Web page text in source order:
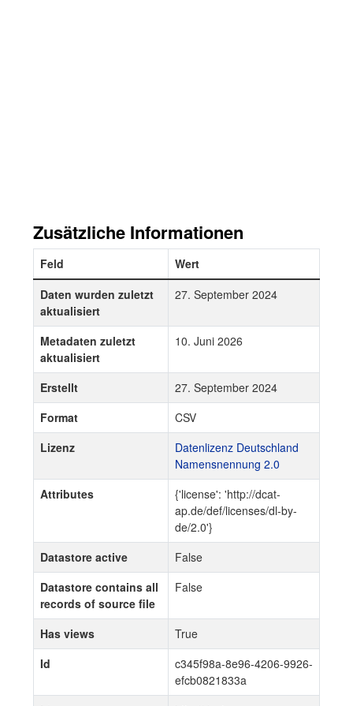
Zusätzliche Informationen
Feld
Wert
Daten wurden zuletzt
aktualisiert
27. September 2024
Metadaten zuletzt
aktualisiert
10. Juni 2026
Erstellt
27. September 2024
Format
CSV
Lizenz
Datenlizenz Deutschland
Namensnennung 2.0
Attributes
{'license': 'http://dcat-
ap.de/def/licenses/dl-by-
de/2.0'}
Datastore active
False
Datastore contains all
records of source file
False
Has views
True
Id
c345f98a-8e96-4206-9926-
efcb0821833a